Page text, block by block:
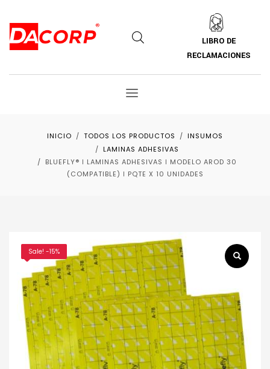
LIBRO DE
RECLAMACIONES
INICIO TODOS LOS PRODUCTOS
INSUMOS
LAMINAS ADHESIVAS
BLUEFLY® ǀ LAMINAS ADHESIVAS ǀ MODELO AROD 30
(COMPATIBLE) ǀ PQTE X 10 UNIDADES
Sale! -15%